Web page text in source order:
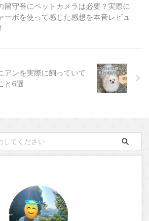
留守番にペットカメラは必要？実際に
ーボを使って感じた感想を本音レビュ
アンを実際に飼っていて
と6選